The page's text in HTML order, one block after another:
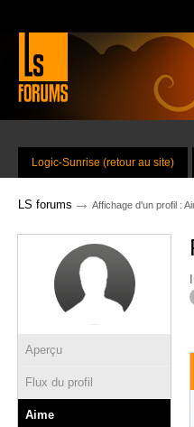
Logic-Sunrise (retour au site)
LS forums → Affichage d'un profil :
Aperçu
Flux du profil
Aime